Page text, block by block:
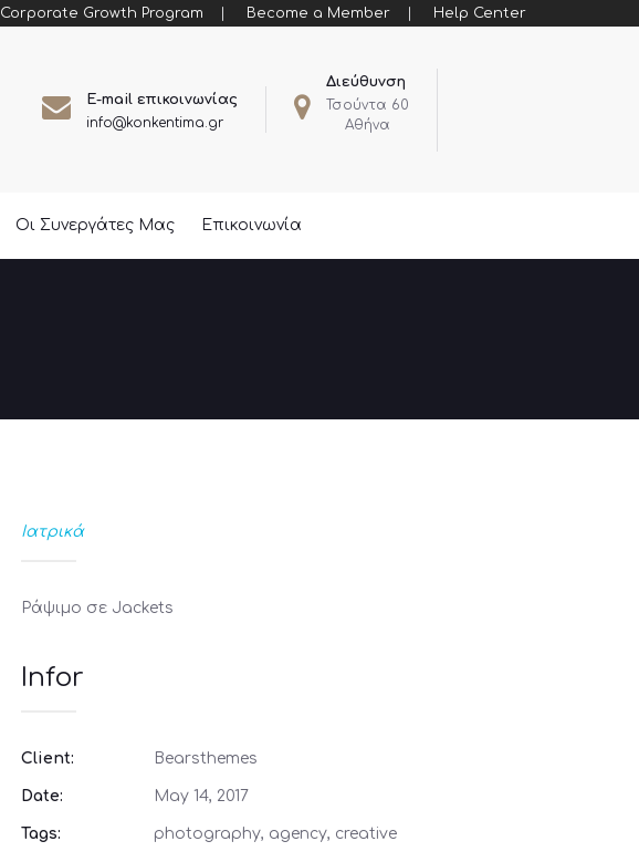
Corporate Growth Program Become a Member Help Center
E-mail επικοινωνίας
info@konkentima.gr
Διεύθυνση
Τσούντα 60
Αθήνα
Οι Συνεργάτες Μας Επικοινωνία
Ιατρικά
Ράψιμο σε Jackets
Infor
Client: Bearsthemes
Date: May 14, 2017
Tags: photography, agency, creative